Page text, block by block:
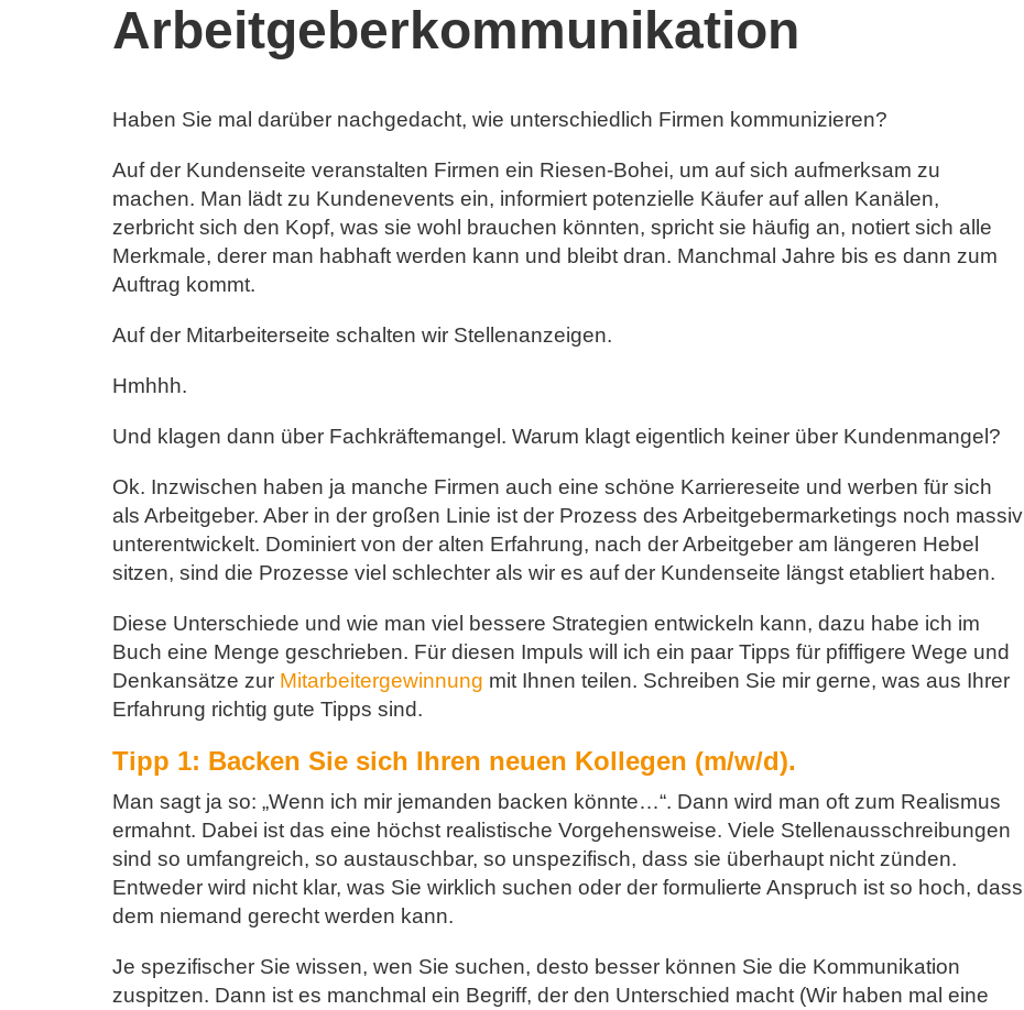
Arbeitgeberkommunikation
Haben Sie mal darüber nachgedacht, wie unterschiedlich Firmen kommunizieren?
Auf der Kundenseite veranstalten Firmen ein Riesen-Bohei, um auf sich aufmerksam zu
machen. Man lädt zu Kundenevents ein, informiert potenzielle Käufer auf allen Kanälen,
zerbricht sich den Kopf, was sie wohl brauchen könnten, spricht sie häufig an, notiert sich alle
Merkmale, derer man habhaft werden kann und bleibt dran. Manchmal Jahre bis es dann zum
Auftrag kommt.
Auf der Mitarbeiterseite schalten wir Stellenanzeigen.
Hmhhh.
Und klagen dann über Fachkräftemangel. Warum klagt eigentlich keiner über Kundenmangel?
Ok. Inzwischen haben ja manche Firmen auch eine schöne Karriereseite und werben für sich
als Arbeitgeber. Aber in der großen Linie ist der Prozess des Arbeitgebermarketings noch massiv
unterentwickelt. Dominiert von der alten Erfahrung, nach der Arbeitgeber am längeren Hebel
sitzen, sind die Prozesse viel schlechter als wir es auf der Kundenseite längst etabliert haben.
Diese Unterschiede und wie man viel bessere Strategien entwickeln kann, dazu habe ich im
Buch eine Menge geschrieben. Für diesen Impuls will ich ein paar Tipps für pfiffigere Wege und
Denkansätze zur Mitarbeitergewinnung mit Ihnen teilen. Schreiben Sie mir gerne, was aus Ihrer
Erfahrung richtig gute Tipps sind.
Tipp 1: Backen Sie sich Ihren neuen Kollegen (m/w/d).
Man sagt ja so: „Wenn ich mir jemanden backen könnte…“. Dann wird man oft zum Realismus
ermahnt. Dabei ist das eine höchst realistische Vorgehensweise. Viele Stellenausschreibungen
sind so umfangreich, so austauschbar, so unspezifisch, dass sie überhaupt nicht zünden.
Entweder wird nicht klar, was Sie wirklich suchen oder der formulierte Anspruch ist so hoch, dass
dem niemand gerecht werden kann.
Je spezifischer Sie wissen, wen Sie suchen, desto besser können Sie die Kommunikation
zuspitzen. Dann ist es manchmal ein Begriff, der den Unterschied macht (Wir haben mal eine